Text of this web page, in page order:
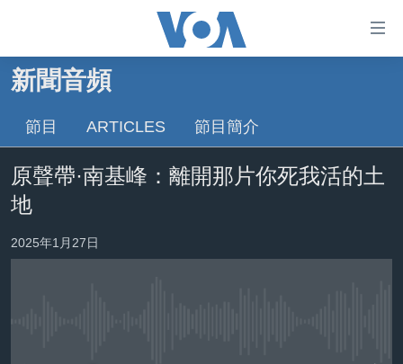
礙
鏈
到
容
跳
主頁
美國大選2024
台灣
海外港人
新聞音頻
節目 ARTICLES 節目簡介
原聲帶·南基峰：離開那片你死我活的土
地
2025年1月27日